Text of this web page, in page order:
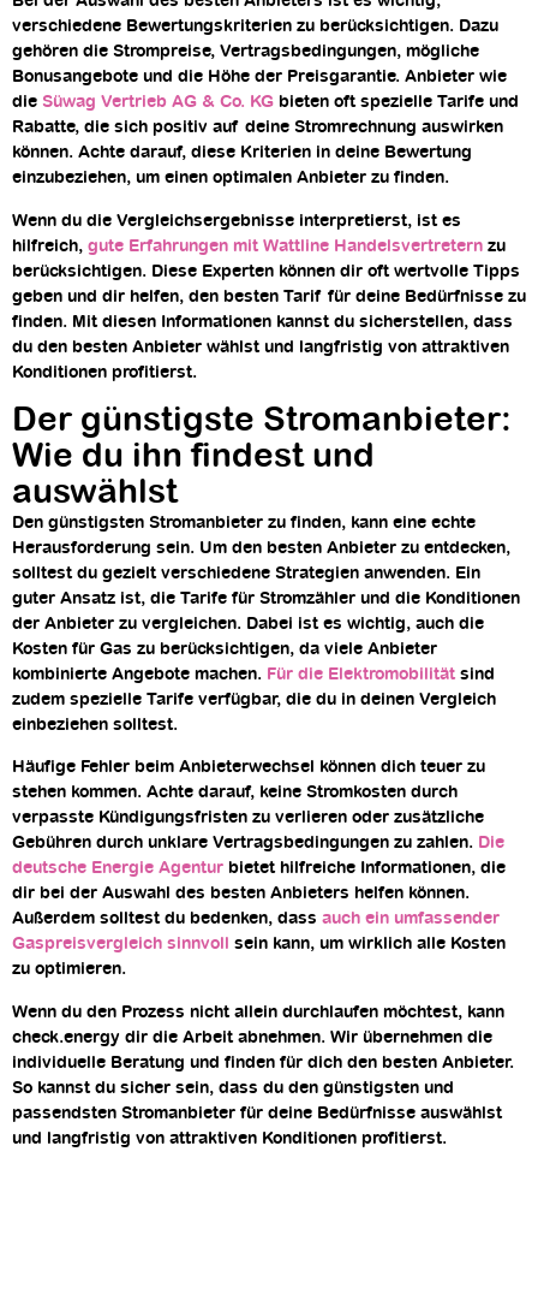
verschiedene Bewertungskriterien zu berücksichtigen. Dazu
gehören die Strompreise, Vertragsbedingungen, mögliche
Bonusangebote und die Höhe der Preisgarantie. Anbieter wie
die Süwag Vertrieb AG & Co. KG bieten oft spezielle Tarife und
Rabatte, die sich positiv auf deine Stromrechnung auswirken
können. Achte darauf, diese Kriterien in deine Bewertung
einzubeziehen, um einen optimalen Anbieter zu finden.
Wenn du die Vergleichsergebnisse interpretierst, ist es
hilfreich, gute Erfahrungen mit Wattline Handelsvertretern zu
berücksichtigen. Diese Experten können dir oft wertvolle Tipps
geben und dir helfen, den besten Tarif für deine Bedürfnisse zu
finden. Mit diesen Informationen kannst du sicherstellen, dass
du den besten Anbieter wählst und langfristig von attraktiven
Konditionen profitierst.
Der günstigste Stromanbieter:
Wie du ihn findest und
auswählst
Den günstigsten Stromanbieter zu finden, kann eine echte
Herausforderung sein. Um den besten Anbieter zu entdecken,
solltest du gezielt verschiedene Strategien anwenden. Ein
guter Ansatz ist, die Tarife für Stromzähler und die Konditionen
der Anbieter zu vergleichen. Dabei ist es wichtig, auch die
Kosten für Gas zu berücksichtigen, da viele Anbieter
kombinierte Angebote machen. Für die Elektromobilität sind
zudem spezielle Tarife verfügbar, die du in deinen Vergleich
einbeziehen solltest.
Häufige Fehler beim Anbieterwechsel können dich teuer zu
stehen kommen. Achte darauf, keine Stromkosten durch
verpasste Kündigungsfristen zu verlieren oder zusätzliche
Gebühren durch unklare Vertragsbedingungen zu zahlen. Die
deutsche Energie Agentur bietet hilfreiche Informationen, die
dir bei der Auswahl des besten Anbieters helfen können.
Außerdem solltest du bedenken, dass auch ein umfassender
Gaspreisvergleich sinnvoll sein kann, um wirklich alle Kosten
zu optimieren.
Wenn du den Prozess nicht allein durchlaufen möchtest, kann
check.energy dir die Arbeit abnehmen. Wir übernehmen die
individuelle Beratung und finden für dich den besten Anbieter.
So kannst du sicher sein, dass du den günstigsten und
passendsten Stromanbieter für deine Bedürfnisse auswählst
und langfristig von attraktiven Konditionen profitierst.